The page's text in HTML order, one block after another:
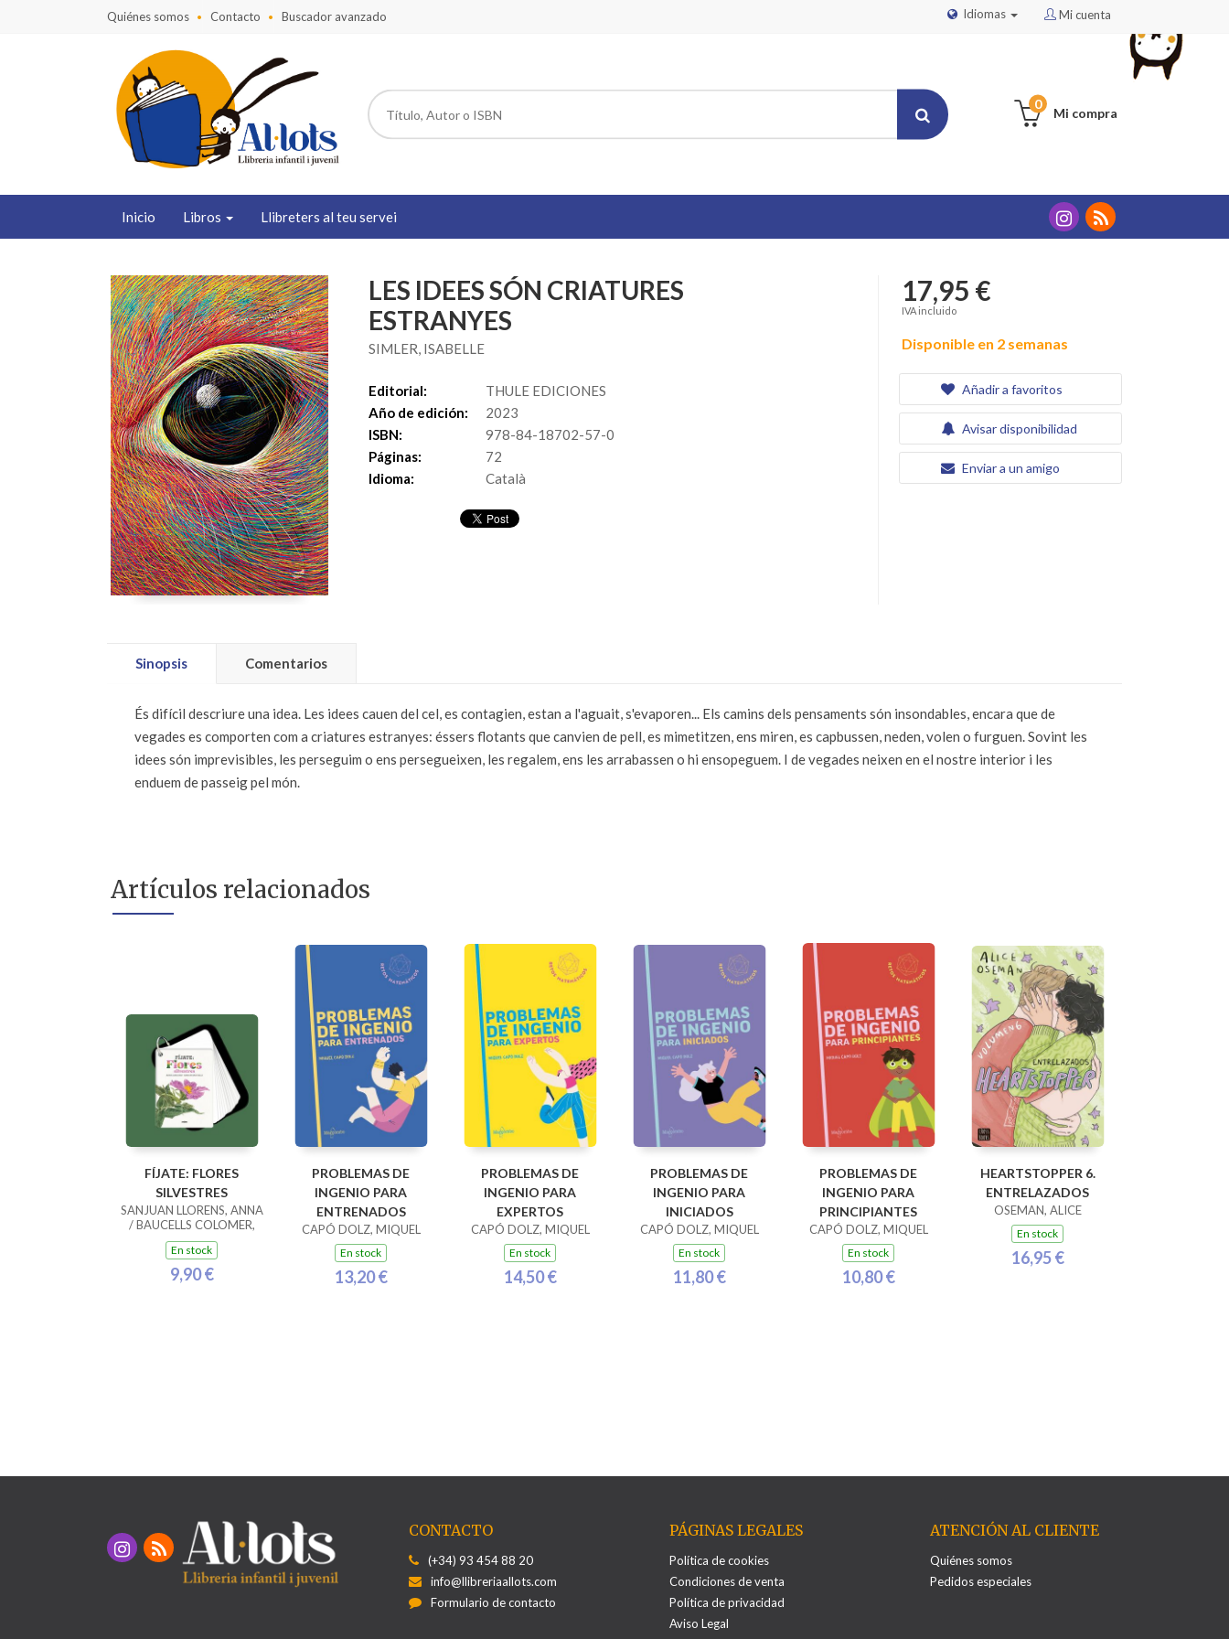
Mi cuenta
Idiomas
Quiénes somos Contacto Buscador avanzado
Mi compra
0
Inicio Libros Llibreters al teu servei
LES IDEES SÓN CRIATURES
ESTRANYES
SIMLER, ISABELLE
Editorial:
THULE EDICIONES
Año de edición:
2023
ISBN:
978-84-18702-57-0
Páginas:
72
Idioma:
Català
17,95 €
IVA incluido
Disponible en 2 semanas
Añadir a favoritos
Avisar disponibilidad
Enviar a un amigo
Sinopsis Comentarios
És difícil descriure una idea. Les idees cauen del cel, es contagien, estan a l'aguait, s'evaporen... Els camins dels pensaments són insondables, encara que de
vegades es comporten com a criatures estranyes: éssers flotants que canvien de pell, es mimetitzen, ens miren, es capbussen, neden, volen o furguen. Sovint les
idees són imprevisibles, les perseguim o ens persegueixen, les regalem, ens les arrabassen o hi ensopeguem. I de vegades neixen en el nostre interior i les
enduem de passeig pel món.
Artículos relacionados
FÍJATE: FLORES
SILVESTRES
SANJUAN LLORENS, ANNA
/ BAUCELLS COLOMER,
RAMON
En stock
9,90 €
PROBLEMAS DE
INGENIO PARA
ENTRENADOS
CAPÓ DOLZ, MIQUEL
En stock
13,20 €
PROBLEMAS DE
INGENIO PARA
EXPERTOS
CAPÓ DOLZ, MIQUEL
En stock
14,50 €
PROBLEMAS DE
INGENIO PARA
INICIADOS
CAPÓ DOLZ, MIQUEL
En stock
11,80 €
PROBLEMAS DE
INGENIO PARA
PRINCIPIANTES
CAPÓ DOLZ, MIQUEL
En stock
10,80 €
HEARTSTOPPER 6.
ENTRELAZADOS
OSEMAN, ALICE
En stock
16,95 €
CONTACTO
(+34) 93 454 88 20
info@llibreriaallots.com
Formulario de contacto
PÁGINAS LEGALES
Política de cookies
Condiciones de venta
Política de privacidad
Aviso Legal
ATENCIÓN AL CLIENTE
Quiénes somos
Pedidos especiales